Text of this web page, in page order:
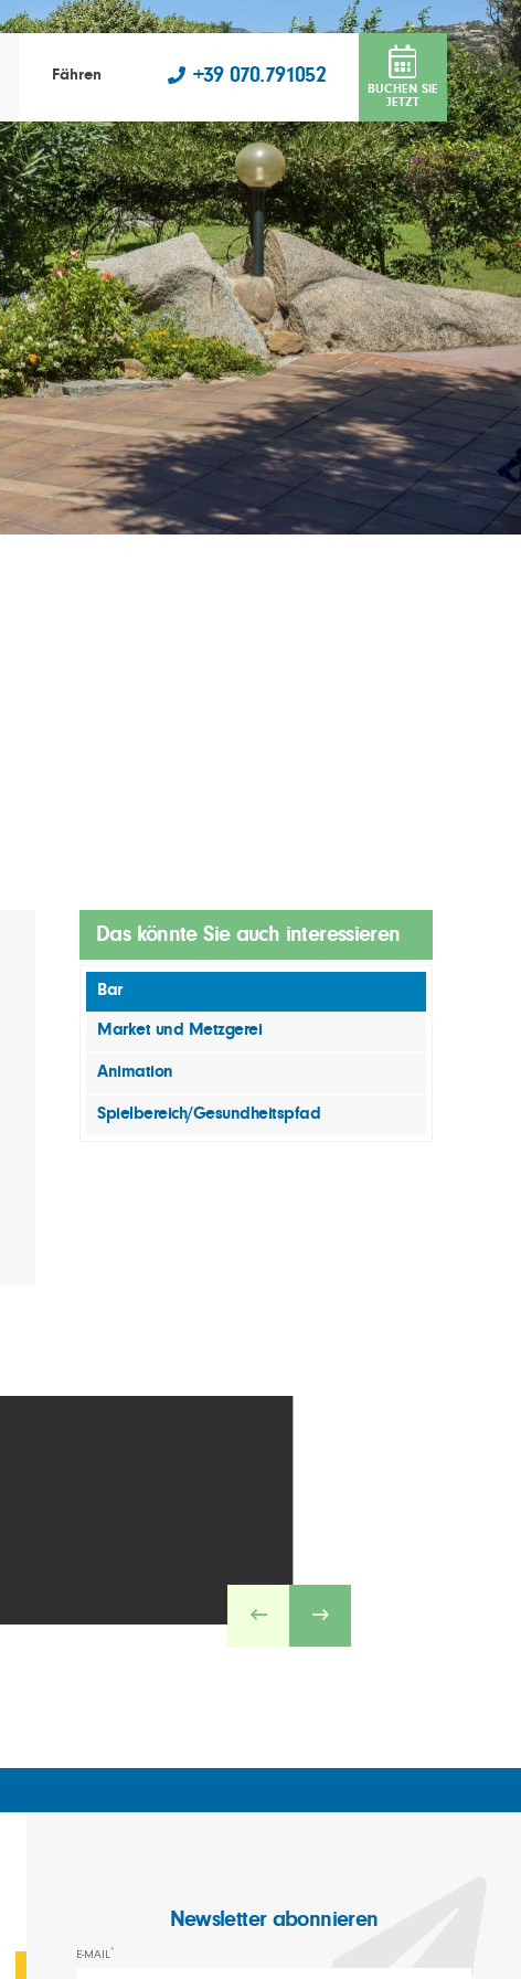
Fähren +39 070.791052
BUCHEN SIE
JETZT
Das könnte Sie auch interessieren
Bar
Market und Metzgerei
Animation
Spielbereich/Gesundheitspfad
Newsletter abonnieren
E-MAIL*